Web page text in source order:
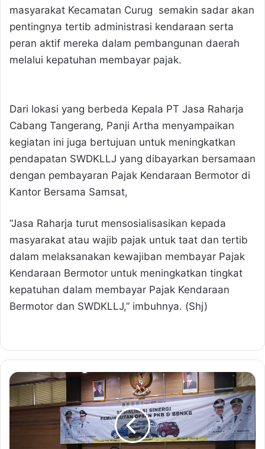
masyarakat Kecamatan Curug semakin sadar akan
pentingnya tertib administrasi kendaraan serta
peran aktif mereka dalam pembangunan daerah
melalui kepatuhan membayar pajak.
Dari lokasi yang berbeda Kepala PT Jasa Raharja
Cabang Tangerang, Panji Artha menyampaikan
kegiatan ini juga bertujuan untuk meningkatkan
pendapatan SWDKLLJ yang dibayarkan bersamaan
dengan pembayaran Pajak Kendaraan Bermotor di
Kantor Bersama Samsat,
“Jasa Raharja turut mensosialisasikan kepada
masyarakat atau wajib pajak untuk taat dan tertib
dalam melaksanakan kewajiban membayar Pajak
Kendaraan Bermotor untuk meningkatkan tingkat
kepatuhan dalam membayar Pajak Kendaraan
Bermotor dan SWDKLLJ,” imbuhnya. (Shj)
J
a
s
a